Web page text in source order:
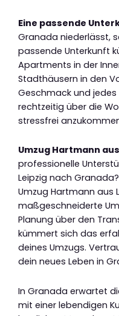
Eine passende
Granada niederlässt,
passende Unterkunft
Apartments in der
Stadthäusern in den
Geschmack und
rechtzeitig über die
stressfrei
Umzug Hartmann
professionelle
Leipzig nach
Umzug Hartmann aus
maßgeschneiderte
Planung über den
kümmert sich das
deines Umzugs.
dein neues Leben in
In Granada erwartet
mit einer lebendigen